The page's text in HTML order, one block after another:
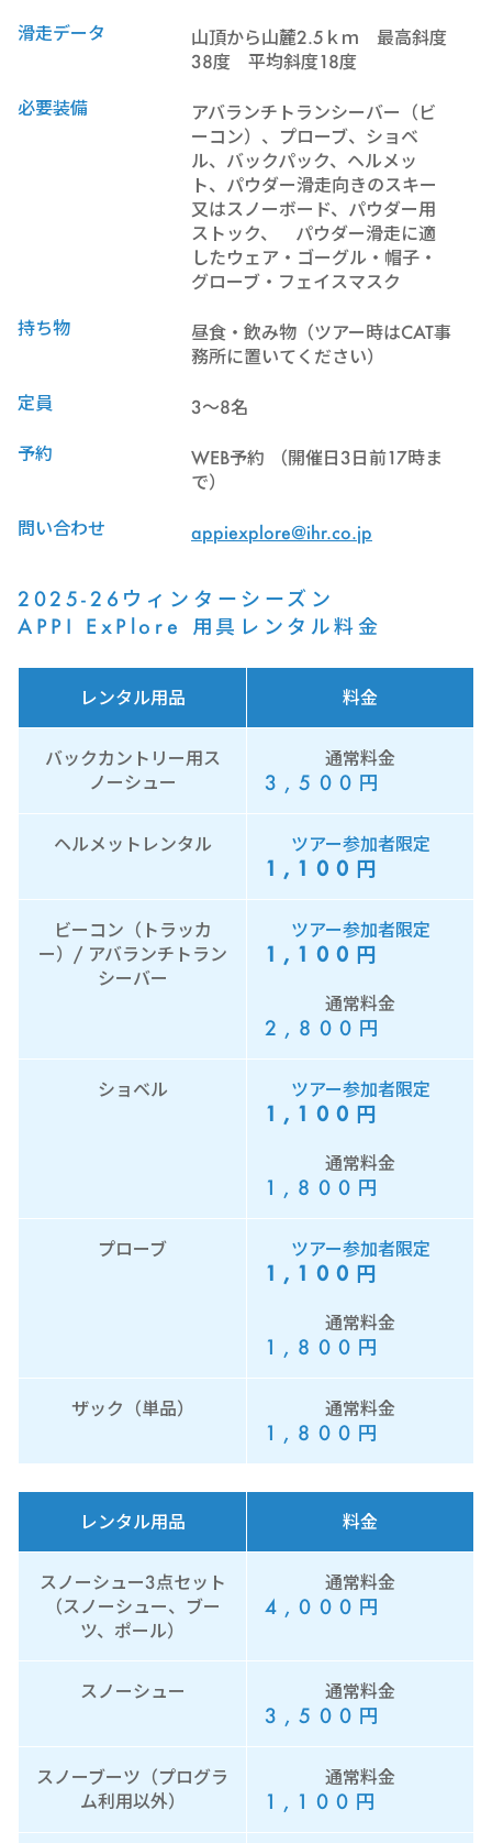
滑走データ
山頂から山麓2.5ｋｍ 最高斜度
38度 平均斜度18度
必要装備
アバランチトランシーバー（ビ
ーコン）、プローブ、ショベ
ル、バックパック、ヘルメッ
ト、パウダー滑走向きのスキー
又はスノーボード、パウダー用
ストック、 パウダー滑走に適
したウェア・ゴーグル・帽子・
グローブ・フェイスマスク
持ち物
昼食・飲み物（ツアー時はCAT事
務所に置いてください）
定員
3～8名
予約
WEB予約 （開催日3日前17時ま
で）
問い合わせ
appiexplore@ihr.co.jp
2025-26ウィンターシーズン
APPI ExPlore 用具レンタル料金
レンタル用品 料金
バックカントリー用ス
ノーシュー
通常料金
3,500 円
ヘルメットレンタル ツアー参加者限定
1,100 円
ビーコン（トラッカ
ー）/ アバランチトラン
シーバー
ツアー参加者限定
1,100 円
通常料金
2,800 円
ショベル ツアー参加者限定
1,100 円
通常料金
1,800 円
プローブ ツアー参加者限定
1,100 円
通常料金
1,800 円
ザック（単品） 通常料金
1,800 円
レンタル用品 料金
スノーシュー3点セット
（スノーシュー、ブー
ツ、ポール）
通常料金
4,000 円
スノーシュー 通常料金
3,500 円
スノーブーツ（プログラ
ム利用以外）
通常料金
1,100 円